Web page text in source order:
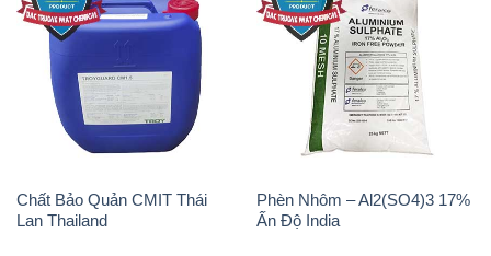
Chất Bảo Quản CMIT Thái
Lan Thailand
Phèn Nhôm – Al2(SO4)3 17%
Ấn Độ India